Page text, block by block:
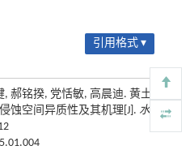
引用格式 ▾
郝铭揆, 党恬敏, 高晨迪. 黄土
蚀空间异质性及其机理[J]. 水